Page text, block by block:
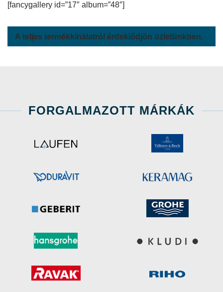
[fancygallery id=”17″ album=”48″]
A teljes termékkínálatról érdeklődjön üzletünkben.
FORGALMAZOTT MÁRKÁK